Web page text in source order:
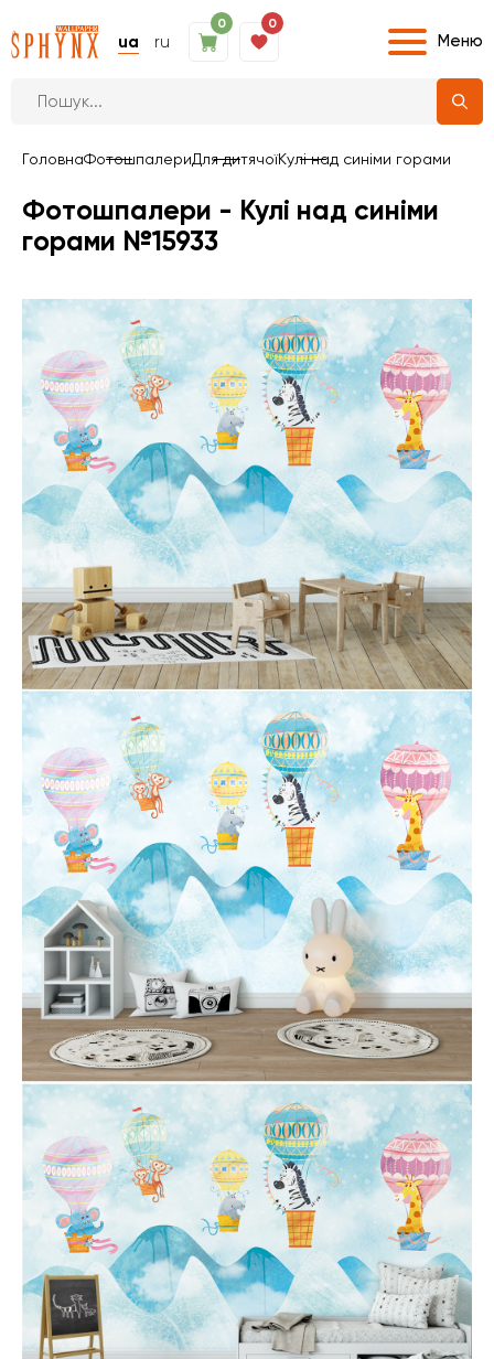
ua ru
0 0
Меню
ГоловнаФотошпалериДля дитячоїКулі над синіми горами
Фотошпалери - Кулі над синіми
горами №15933